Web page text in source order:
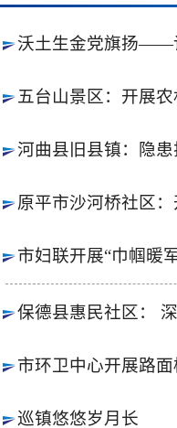
沃土生金党旗扬——
五台山景区：开展农
河曲县旧县镇：隐
原平市沙河桥社区
市妇联开展“巾帼暖
保德县惠民社区：
市环卫中心开展路
巡镇悠悠岁月长